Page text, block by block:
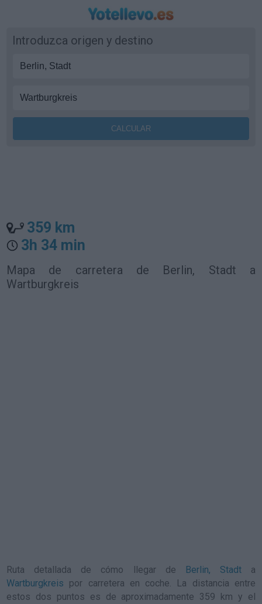
Introduzca origen y destino
359 km
3h 34 min
Mapa de carretera de Berlin, Stadt a
Wartburgkreis
Ruta detallada de cómo llegar de Berlin, Stadta
Wartburgkreis por carretera en coche. La distancia entre
estos dos puntos es de aproximadamente 359 km y el